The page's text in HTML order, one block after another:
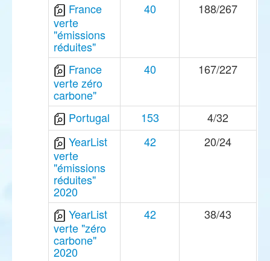
France
verte
"émissions
réduites"
40 188/267
France
verte zéro
carbone"
40 167/227
Portugal 153
4/32
YearList
verte
"émissions
réduites"
2020
42 20/24
YearList
verte "zéro
carbone"
2020
42 38/43